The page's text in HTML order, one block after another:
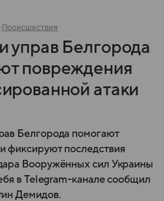
Происшествия
управ Белгорода
повреждения
атаки
Белгорода помогают
фиксируют последствия
Вооружённых сил Украины
в Telegram-канале сообщил
Демидов.